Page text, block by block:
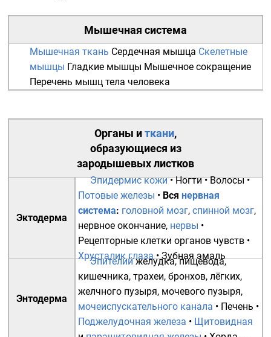
Мышечная система
Мышечная ткань Сердечная мышца Скелетные
мышцы Гладкие мышцы Мышечное сокращение
Перечень мышц тела человека
Органы иткани,
образующиеся из
зародышевых листков
Эктодерма
Эпидермис кожи• Ногти• Волосы•
Потовые железы • Вся нервная
система: головной мозг, спинной мозг,
нервное окончание, нервы •
Рецепторные клетки органов чувств •
Хрусталик глаза• Зубная эмаль
Энтодерма
Эпителий желудка,пищевода,
кишечника, трахеи, бронхов, лёгких,
желчного пузыря, мочевого пузыря,
мочеиспускательного канала • Печень •
Поджелудочная железа • Щитовидная